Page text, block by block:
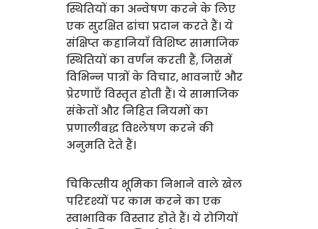
स्थितियों का अन्वेषण करने के लिए
एक सुरक्षित ढांचा प्रदान करते हैं। ये
संक्षिप्त कहानियाँ विशिष्ट सामाजिक
स्थितियों का वर्णन करती हैं, जिसमें
विभिन्न पात्रों के विचार, भावनाएँ और
प्रेरणाएँ विस्तृत होती हैं। ये सामाजिक
संकेतों और निहित नियमों का
प्रणालीबद्ध विश्लेषण करने की
अनुमति देते हैं।
चिकित्सीय भूमिका निभाने वाले खेल
परिदृश्यों पर काम करने का एक
स्वाभाविक विस्तार होते हैं। ये रोगियों